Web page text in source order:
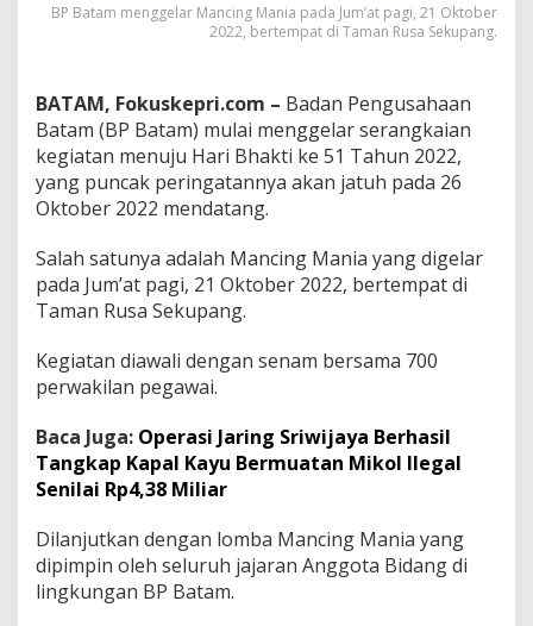
a
m
R
u
a
S
e
u
p
a
n
BP Batam menggelar Mancing Mania pada Jum’at pagi, 21 Oktober
2022, bertempat di Taman Rusa Sekupang.
BATAM, Fokuskepri.com – Badan Pengusahaan
Batam (BP Batam) mulai menggelar serangkaian
kegiatan menuju Hari Bhakti ke 51 Tahun 2022,
yang puncak peringatannya akan jatuh pada 26
Oktober 2022 mendatang.
Salah satunya adalah Mancing Mania yang digelar
pada Jum’at pagi, 21 Oktober 2022, bertempat di
Taman Rusa Sekupang.
Kegiatan diawali dengan senam bersama 700
perwakilan pegawai.
Baca Juga: Operasi Jaring Sriwijaya Berhasil
Tangkap Kapal Kayu Bermuatan Mikol Ilegal
Senilai Rp4,38 Miliar
Dilanjutkan dengan lomba Mancing Mania yang
dipimpin oleh seluruh jajaran Anggota Bidang di
lingkungan BP Batam.